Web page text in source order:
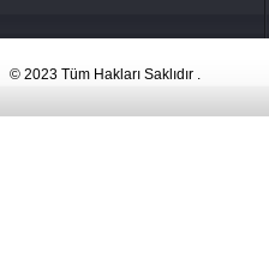
© 2023 Tüm Hakları Saklıdır .